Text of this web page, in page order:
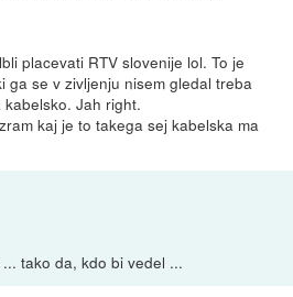
placevati RTV slovenije lol. To je
ga se v zivljenju nisem gledal treba
Jah right.
kaj je to takega sej kabelska ma
tako da, kdo bi vedel ...